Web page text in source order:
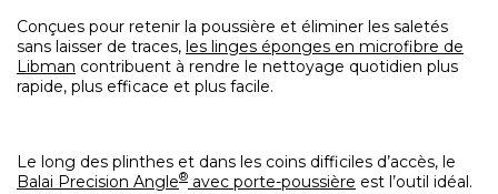
Conçues pour retenir la poussière et éliminer les saletés
sans laisser de traces, les linges éponges en microfibre de
Libman contribuent à rendre le nettoyage quotidien plus
rapide, plus efficace et plus facile.
Le long des plinthes et dans les coins difficiles d’accès, le
Balai Precision Angle® avec porte-poussière est l’outil idéal.